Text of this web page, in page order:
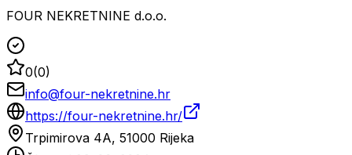
FOUR NEKRETNINE d.o.o.
0(0)
info@four-nekretnine.hr
https://four-nekretnine.hr/
Trpimirova 4A, 51000 Rijeka